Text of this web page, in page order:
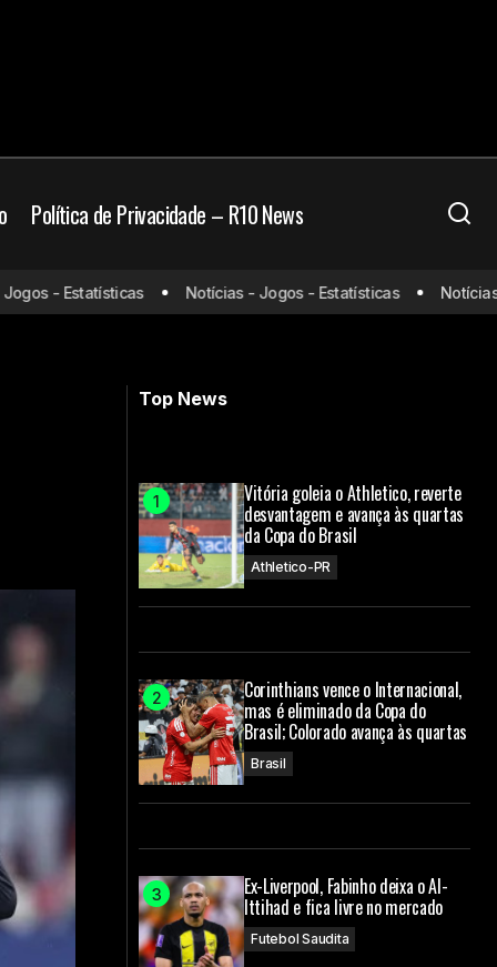
Política de Privacidade – R10 News
Com gol de zagueiro, Bayern vence o
PSG pela Champions
- Estatísticas Notícias - Jogos - Estatísticas Notícias -
Top News
Vitória goleia o Athletico, reverte
desvantagem e avança às quartas
da Copa do Brasil
Athletico-PR
Corinthians vence o Internacional,
mas é eliminado da Copa do
Brasil; Colorado avança às quartas
Brasil
Ex-Liverpool, Fabinho deixa o Al-
Ittihad e fica livre no mercado
Futebol Saudita